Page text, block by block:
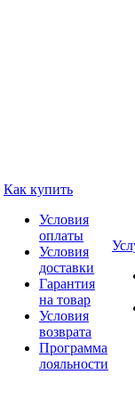
Как купить
Условия
оплаты
Условия
доставки
Гарантия
на товар
Условия
возврата
Программа
лояльности